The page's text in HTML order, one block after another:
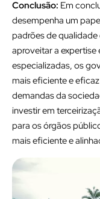
Conclusão: Em
desempenha um
padrões de
aproveitar a expertise
especializadas, os
mais eficiente e
demandas da
investir em
para os órgãos
mais eficiente e